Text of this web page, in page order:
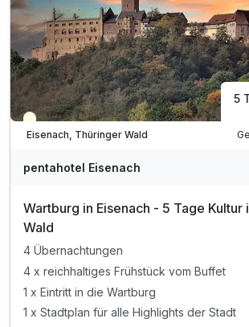
Teilweise ausgelastet
Eisenach, Thüringer Wald
5
pentahotel Eisenach
Wartburg in Eisenach - 5 Tage Kultur
Wald
4 Übernachtungen
4 x reichhaltiges Frühstück vom Buffet
1 x Eintritt in die Wartburg
1 x Stadtplan für alle Highlights der Stadt